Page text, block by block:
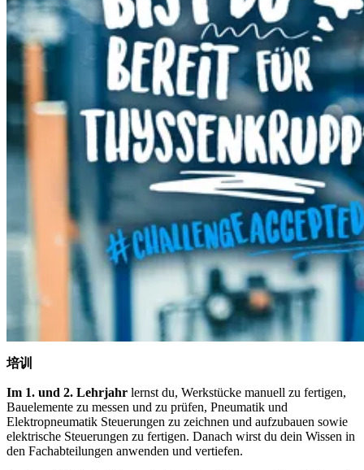
培训
Im 1. und 2. Lehrjahr lernst du, Werkstücke manuell zu fertigen,
Bauelemente zu messen und zu prüfen, Pneumatik und
Elektropneumatik Steuerungen zu zeichnen und aufzubauen sowie
elektrische Steuerungen zu fertigen. Danach wirst du dein Wissen in
den Fachabteilungen anwenden und vertiefen.